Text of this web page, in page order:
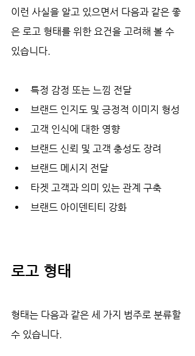
이런 사실을 알고 있으면서 다음과 같은 좋
은 로고 형태를 위한 요건을 고려해 볼 수
있습니다.
특정 감정 또는 느낌 전달
브랜드 인지도 및 긍정적 이미지 형성
고객 인식에 대한 영향
브랜드 신뢰 및 고객 충성도 장려
브랜드 메시지 전달
타겟 고객과 의미 있는 관계 구축
브랜드 아이덴티티 강화
로고 형태
형태는 다음과 같은 세 가지 범주로 분류할
수 있습니다.